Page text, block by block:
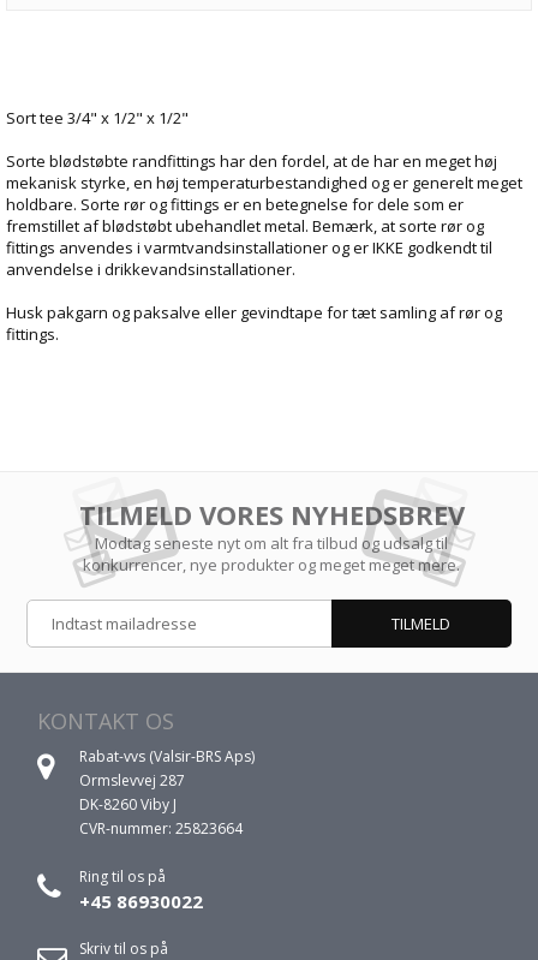
Sort tee 3/4" x 1/2" x 1/2"
Sorte blødstøbte randfittings har den fordel, at de har en meget høj
mekanisk styrke, en høj temperaturbestandighed og er generelt meget
holdbare. Sorte rør og fittings er en betegnelse for dele som er
fremstillet af blødstøbt ubehandlet metal. Bemærk, at sorte rør og
fittings anvendes i varmtvandsinstallationer og er IKKE godkendt til
anvendelse i drikkevandsinstallationer.
Husk pakgarn og paksalve eller gevindtape for tæt samling af rør og
fittings.
TILMELD VORES NYHEDSBREV
Modtag seneste nyt om alt fra tilbud og udsalg til
konkurrencer, nye produkter og meget meget mere.
KONTAKT OS
Rabat-vvs (Valsir-BRS Aps)
Ormslevvej 287
DK-8260 Viby J
CVR-nummer: 25823664
Ring til os på
+45 86930022
Skriv til os på